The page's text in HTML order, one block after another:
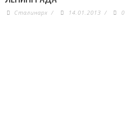
Сталинарх / 14.01.2013 / 0